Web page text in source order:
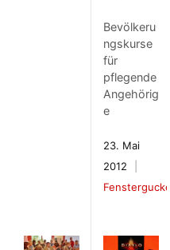
Bevölkeru
ngskurse
für
pflegende
Angehörig
e
23. Mai
2012
Fenstergucker